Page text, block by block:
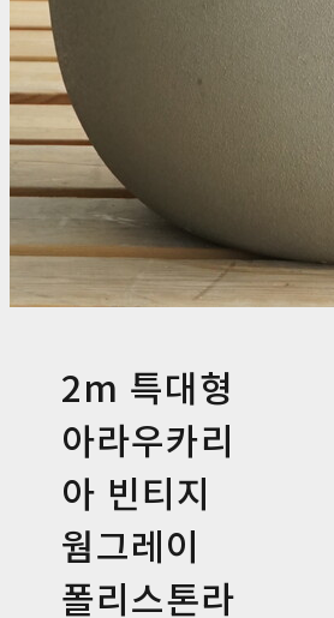
2m 특대형
아라우카리
아 빈티지
웜그레이
폴리스톤라